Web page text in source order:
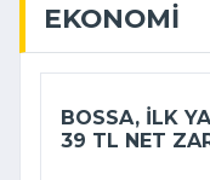
EKONOMI
BOSSA, ILK
39 TL NET